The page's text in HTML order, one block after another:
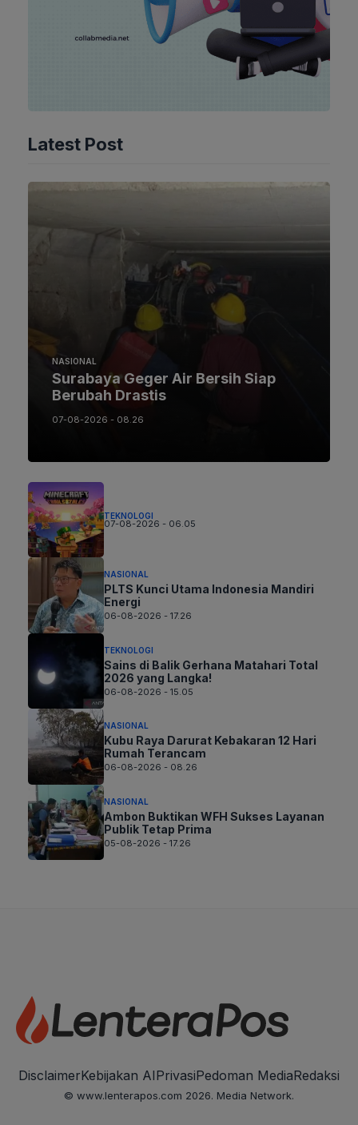
Latest Post
NASIONAL
Surabaya Geger Air Bersih Siap
Berubah Drastis
07-08-2026 - 08.26
TEKNOLOGI
07-08-2026 - 06.05
NASIONAL
PLTS Kunci Utama Indonesia Mandiri
Energi
06-08-2026 - 17.26
TEKNOLOGI
Sains di Balik Gerhana Matahari Total
2026 yang Langka!
06-08-2026 - 15.05
NASIONAL
Kubu Raya Darurat Kebakaran 12 Hari
Rumah Terancam
06-08-2026 - 08.26
NASIONAL
Ambon Buktikan WFH Sukses Layanan
Publik Tetap Prima
05-08-2026 - 17.26
DisclaimerKebijakan AIPrivasiPedoman MediaRedaksi
© www.lenterapos.com 2026. Media Network.